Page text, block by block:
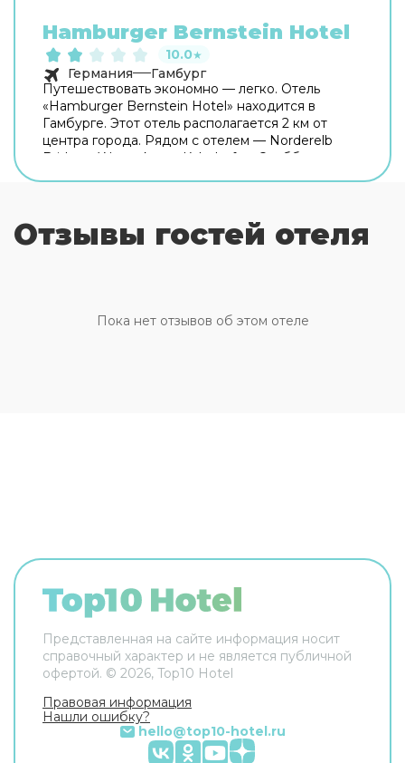
Hamburger Bernstein Hotel
10.0★
Германия
Гамбург
Путешествовать экономно — легко. Отель
«Hamburger Bernstein Hotel» находится в
Гамбурге. Этот отель располагается 2 км от
центра города. Рядом с отелем — Norderelb
Bridges, Wasserkunst Kaltehofe и Эльббрюккен.
бесплатная парковка. Если вы путешествуете на
машине, припарковаться можно будет на
не во всех номерах.
Отзывы гостей отеля
Пока нет отзывов об этом отеле
Представленная на сайте информация носит
справочный характер и не является публичной
офертой. © 2026, Top10 Hotel
Правовая информация
Нашли ошибку?
hello@top10-hotel.ru